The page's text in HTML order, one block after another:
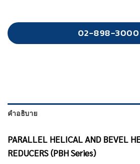
02-898-3000
คำอธิบาย
PARALLEL HELICAL AND BEVEL
REDUCERS (PBH Series)